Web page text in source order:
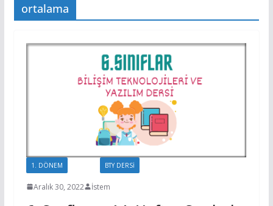
ortalama
1. DÖNEM BTY DERSİ
Aralık 30, 2022 İstem